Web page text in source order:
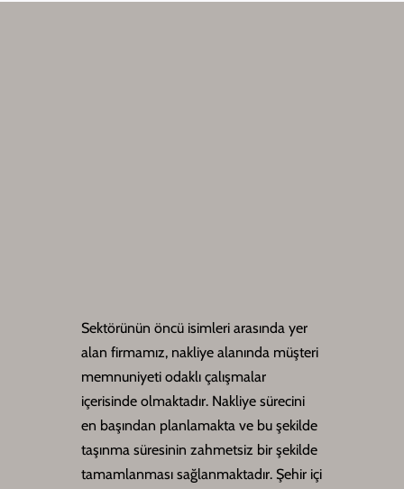
Sektörünün öncü isimleri arasında yer
alan firmamız, nakliye alanında müşteri
memnuniyeti odaklı çalışmalar
içerisinde olmaktadır. Nakliye sürecini
en başından planlamakta ve bu şekilde
taşınma süresinin zahmetsiz bir şekilde
tamamlanması sağlanmaktadır. Şehir içi